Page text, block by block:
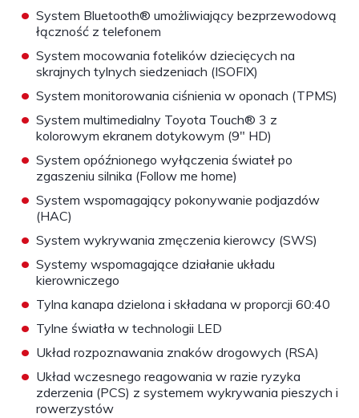
• System Bluetooth® umożliwiający bezprzewodową
łączność z telefonem
• System mocowania fotelików dziecięcych na
skrajnych tylnych siedzeniach (ISOFIX)
• System monitorowania ciśnienia w oponach (TPMS)
• System multimedialny Toyota Touch® 3 z
kolorowym ekranem dotykowym (9" HD)
• System opóźnionego wyłączenia świateł po
zgaszeniu silnika (Follow me home)
• System wspomagający pokonywanie podjazdów
(HAC)
• System wykrywania zmęczenia kierowcy (SWS)
• Systemy wspomagające działanie układu
kierowniczego
• Tylna kanapa dzielona i składana w proporcji 60:40
• Tylne światła w technologii LED
• Układ rozpoznawania znaków drogowych (RSA)
• Układ wczesnego reagowania w razie ryzyka
zderzenia (PCS) z systemem wykrywania pieszych i
rowerzystów